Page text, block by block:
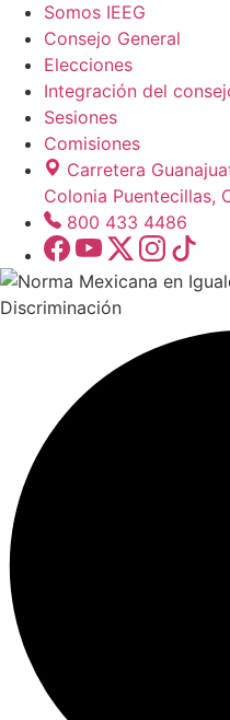
Somos IEEG
Consejo General
Elecciones
Integración del
Sesiones
Comisiones
Carretera
Colonia Puentecillas,
800 433 4486